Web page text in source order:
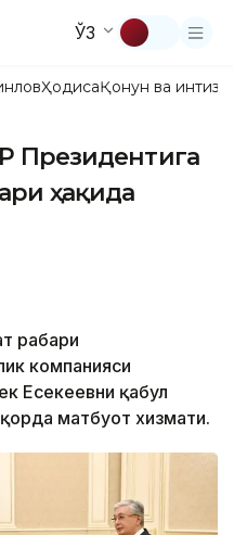
ЎЗ
ҲодисаҚонун ва
Президентига
ҳақида
раҳбари
компанияси
Есекеевни қабул
матбуот хизмати.